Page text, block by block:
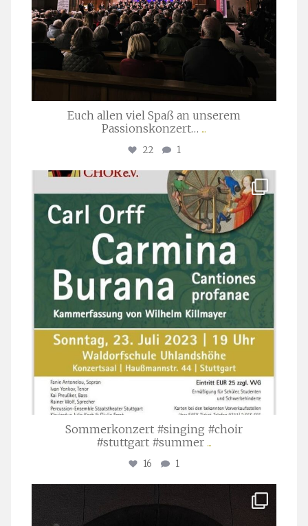
Euch allen viel Spaß an unserem
Passionskonzert… ...
22 1
stuttgarter_oratorienchor
Juli 22
Sommerkonzert #singing #choir
#stuttgart #summer ...
16 1
Apr. 1